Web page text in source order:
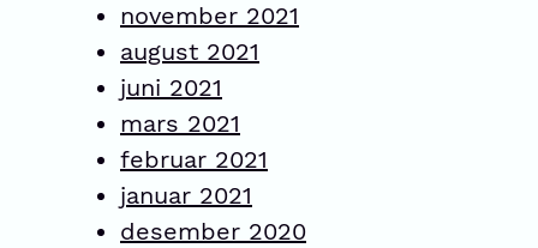
november 2021
august 2021
juni 2021
mars 2021
februar 2021
januar 2021
desember 2020